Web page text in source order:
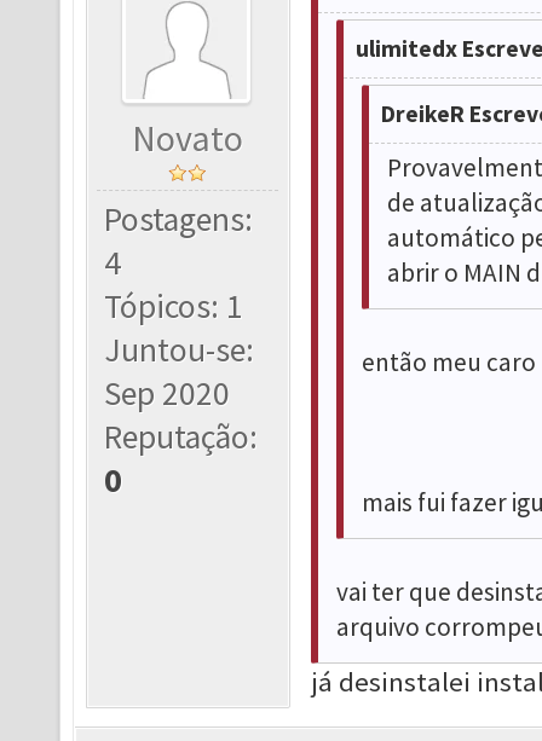
Novato
Postagens:
4
Tópicos: 1
Juntou-se:
Sep 2020
Reputação:
0
ulimitedx
DreikeR
de
automático
abrir o MAIN
então meu
mais fui fazer
vai ter que
arquivo
já desinstalei